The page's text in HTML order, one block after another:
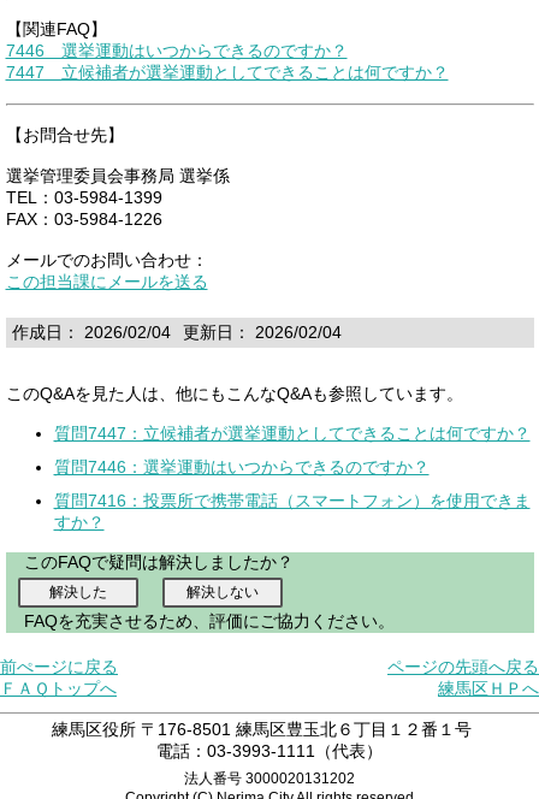
【関連FAQ】
7446 選挙運動はいつからできるのですか？
7447 立候補者が選挙運動としてできることは何ですか？
【お問合せ先】
選挙管理委員会事務局 選挙係
TEL：03-5984-1399
FAX：03-5984-1226
メールでのお問い合わせ：
この担当課にメールを送る
作成日： 2026/02/04 更新日： 2026/02/04
このQ&Aを見た人は、他にもこんなQ&Aも参照しています。
質問7447：立候補者が選挙運動としてできることは何ですか？
質問7446：選挙運動はいつからできるのですか？
質問7416：投票所で携帯電話（スマートフォン）を使用できま
すか？
このFAQで疑問は解決しましたか？
FAQを充実させるため、評価にご協力ください。
前ぺージに戻る
ページの先頭へ戻る
ＦＡＱトップへ
練馬区ＨＰへ
練馬区役所 〒176-8501 練馬区豊玉北６丁目１２番１号
電話：03-3993-1111（代表）
法人番号 3000020131202